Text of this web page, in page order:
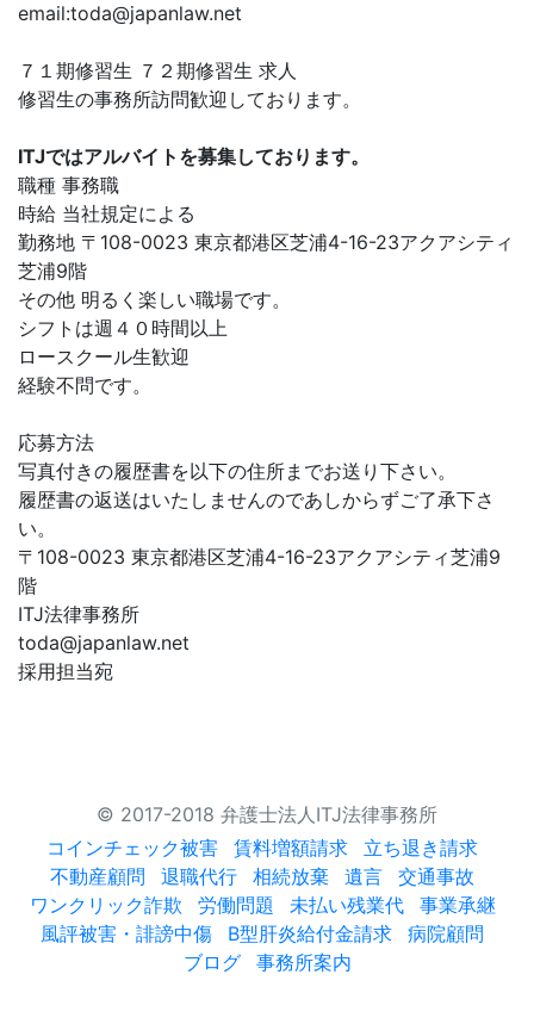
email:toda@japanlaw.net
７１期修習生 ７２期修習生 求人
修習生の事務所訪問歓迎しております。
ITJではアルバイトを募集しております。
職種 事務職
時給 当社規定による
勤務地 〒108-0023 東京都港区芝浦4-16-23アクアシティ
芝浦9階
その他 明るく楽しい職場です。
シフトは週４０時間以上
ロースクール生歓迎
経験不問です。
応募方法
写真付きの履歴書を以下の住所までお送り下さい。
履歴書の返送はいたしませんのであしからずご了承下さ
い。
〒108-0023 東京都港区芝浦4-16-23アクアシティ芝浦9
階
ITJ法律事務所
toda@japanlaw.net
採用担当宛
© 2017-2018 弁護士法人ITJ法律事務所
コインチェック被害
賃料増額請求
立ち退き請求
不動産顧問
退職代行 相続放棄 遺言
交通事故
ワンクリック詐欺
労働問題 未払い残業代
事業承継
風評被害・誹謗中傷
B型肝炎給付金請求
病院顧問
ブログ
事務所案内